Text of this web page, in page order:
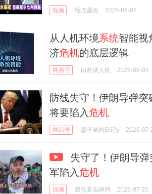
视频 经点星娱 2026-08-07
从人机环境系统智能视
济危机的底层逻辑
网易号 白驹谈人机 2026-08-05
防线失守！伊朗导弹突
将要陷入危机
网易号 墨子翟的日记y 2026-07-
失守了！伊朗导
军陷入危机
视频 聚焦真实瞬间 2026-07-25